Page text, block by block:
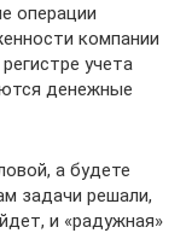
операции
компании
учета
денежные
а будете
задачи решали,
и «радужная»